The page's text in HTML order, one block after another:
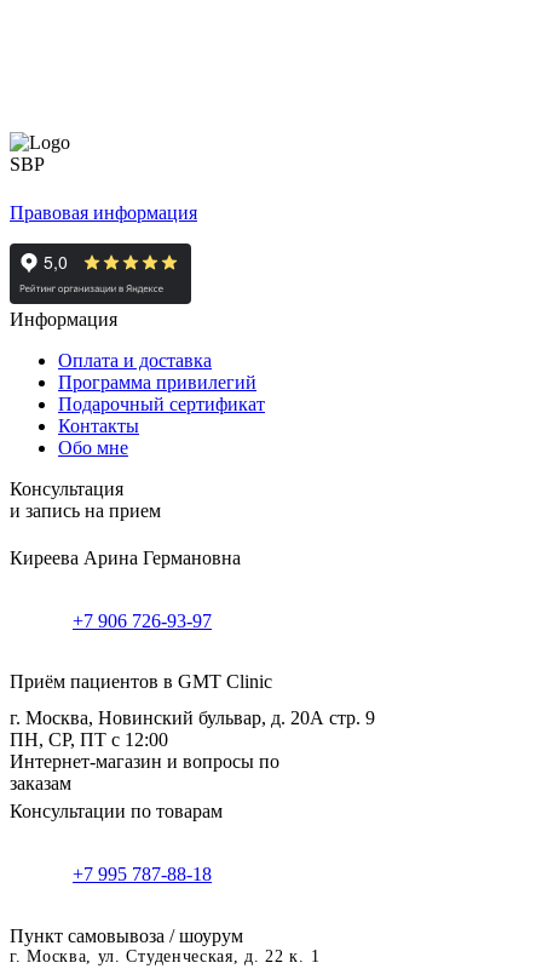
Правовая информация
Информация
Оплата и доставка
Программа привилегий
Подарочный сертификат
Контакты
Обо мне
Консультация
и запись на прием
Киреева Арина Германовна
+7 906 726-93-97
Приём пациентов в GMT Clinic
г. Москва, Новинский бульвар, д. 20А стр. 9
ПН, СР, ПТ с 12:00
Интернет-магазин и вопросы по
заказам
Консультации по товарам
+7 995 787-88-18
Пункт самовывоза / шоурум
г. Москва, ул. Студенческая, д. 22 к. 1